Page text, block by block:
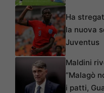
Ha
la nuova
Juventus
Maldini
“Malagò
i patti,